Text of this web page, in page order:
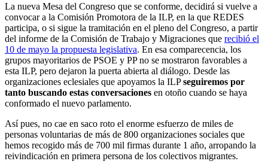
La nueva Mesa del Congreso que se conforme, decidirá si vuelve a
convocar a la Comisión Promotora de la ILP, en la que REDES
participa, o si sigue la tramitación en el pleno del Congreso, a partir
del informe de la Comisión de Trabajo y Migraciones que recibió el
10 de mayo la propuesta legislativa. En esa comparecencia, los
grupos mayoritarios de PSOE y PP no se mostraron favorables a
esta ILP, pero dejaron la puerta abierta al diálogo. Desde las
organizaciones eclesiales que apoyamos la ILPseguiremos por
tanto buscando estas conversaciones en otoño cuando se haya
conformado el nuevo parlamento.
Así pues, no cae en saco roto el enorme esfuerzo de miles de
personas voluntarias de más de 800 organizaciones sociales que
hemos recogido más de 700 mil firmas durante 1 año, arropando la
reivindicación en primera persona de los colectivos migrantes.